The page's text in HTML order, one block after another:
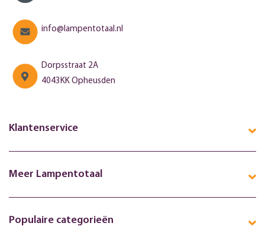
info@lampentotaal.nl
Dorpsstraat 2A
4043KK Opheusden
Klantenservice
Meer Lampentotaal
Populaire categorieën